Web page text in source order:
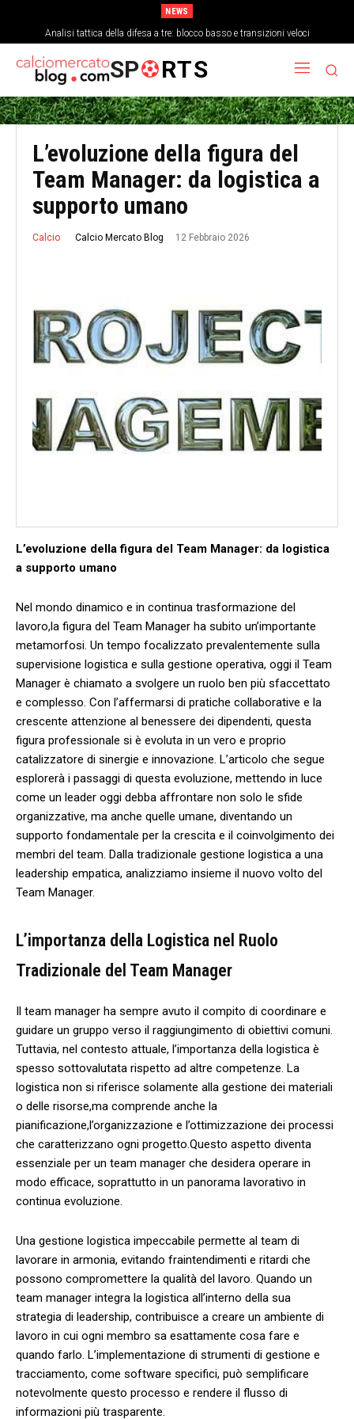
NEWS
Analisi tattica della difesa a tre: blocco basso e transizioni veloci
Come la stanchezza mentale influisce sulla precisione dei passaggi a fine
partita
SP RTS
L’evoluzione della figura del
Team Manager: da logistica a
supporto umano
Calcio Calcio Mercato Blog 12 Febbraio 2026
L’evoluzione ⁤della figura del Team Manager:⁢ da logistica
a supporto umano
Nel mondo dinamico e in continua trasformazione del
‍lavoro,la⁢ figura ⁣del ⁢Team Manager‌ ha subito un’importante
‍metamorfosi. Un tempo focalizzato prevalentemente sulla
supervisione logistica e sulla gestione operativa, oggi il Team​
Manager⁢ è​ chiamato a svolgere un ruolo ‍ben ‍più sfaccettato
e complesso. Con ⁢l’affermarsi ⁣di pratiche⁤ collaborative e la
crescente attenzione al⁣ benessere dei dipendenti, questa
figura professionale ‍si ⁢è evoluta in⁣ un ​vero e proprio
‍catalizzatore di sinergie e innovazione. L’articolo‌ che ‍segue
esplorerà i passaggi di questa evoluzione, mettendo ‍in luce
‌come un leader ‍oggi debba affrontare non solo le sfide
organizzative, ma anche quelle ⁣umane,⁢ diventando un
⁤supporto fondamentale per ​la‍ crescita​ e ​il coinvolgimento dei
membri ‍del team. Dalla tradizionale⁢ gestione logistica a⁢ una
leadership empatica, analizziamo insieme il​ nuovo volto del⁢
Team Manager.
L’importanza⁤ della Logistica nel Ruolo
Tradizionale‍ del Team Manager
Il team manager ha ⁢sempre avuto il compito‍ di coordinare ‍e
guidare un gruppo​ verso il‌ raggiungimento‍ di ⁢obiettivi ‍comuni.
⁣Tuttavia, nel contesto ⁣attuale, l’importanza della logistica⁢ è
spesso sottovalutata rispetto ‌ad⁣ altre competenze. La
logistica non si riferisce ​solamente ​alla‍ gestione dei materiali
o delle⁢ risorse,ma⁣ comprende ​anche ​la
pianificazione,l’organizzazione ‍e l’ottimizzazione dei processi
che caratterizzano ogni ⁤progetto.Questo aspetto diventa
essenziale per un team manager che desidera⁣ operare ⁤in
modo efficace, soprattutto in⁣ un panorama lavorativo in
continua⁢ evoluzione.
Una gestione logistica ⁤impeccabile ‌permette al team di
lavorare in ​armonia,​ evitando⁣ fraintendimenti e ritardi che​
possono compromettere la qualità ⁣del lavoro. Quando un
team‌ manager⁣ integra la logistica ⁤all’interno della sua
strategia‌ di leadership,​ contribuisce ​a creare ​un ambiente di​
lavoro in cui ⁣ogni⁤ membro ​sa esattamente cosa fare e
quando​ farlo. L’implementazione di ‍strumenti di gestione ‍e
tracciamento, come software specifici, ⁤può semplificare
notevolmente questo processo ⁤e‌ rendere il flusso di
informazioni più trasparente.